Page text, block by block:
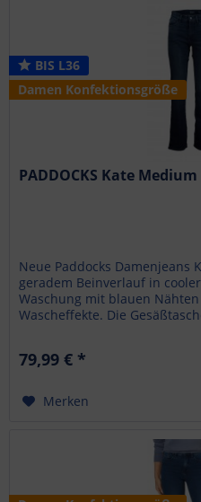
BIS L36
Damen Konfektionsgröße
PADDOCKS Kate
Neue Paddocks
geradem Beinverlauf in
Waschung mit blauen
Wascheffekte. Die
79,99 € *
Merken